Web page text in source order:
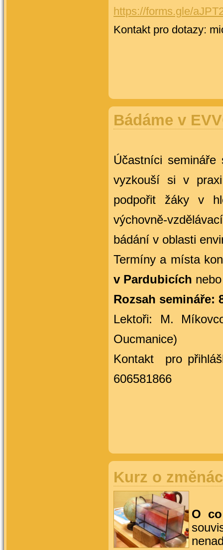
https://forms.gle/
Kontakt pro dotazy:
Bádáme v
Účastníci
vyzkouší si v
podpořit žáky v
výchovně-
bádání v oblasti
Termíny a místa
v Pardubicích nebo
Rozsah
Lektoři: M.
Oucmanice)
Kontakt pro
606581866
Kurz o
O